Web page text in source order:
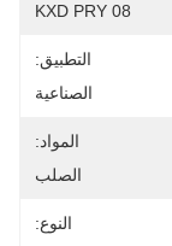
KXD PRY 08
التطبيق:
الصناعية
المواد:
الصلب
النوع: